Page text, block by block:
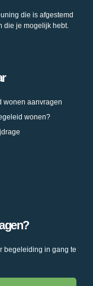
die is afgestemd
die je mogelijk hebt.
wonen aanvragen
wonen?
begeleiding in gang te